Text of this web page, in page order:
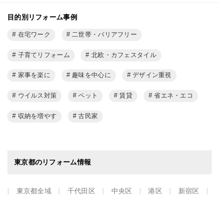
目的別リフォーム事例
在宅ワーク 二世帯・バリアフリー
子育てリフォーム 北欧・カフェスタイル
家事を楽に 趣味を中心に デザイン重視
ウイルス対策 ペット 賃貸 省エネ・エコ
収納を増やす 古民家
東京都のリフォーム情報
東京都全域 千代田区 中央区 港区 新宿区